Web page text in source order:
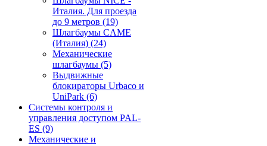
Италия. Для проезда
до 9 метров (19)
Шлагбаумы CAME
(Италия) (24)
Механические
шлагбаумы (5)
Выдвижные
блокираторы Urbaco и
UniPark (6)
Системы контроля и
управления доступом PAL-
ES (9)
Механические и